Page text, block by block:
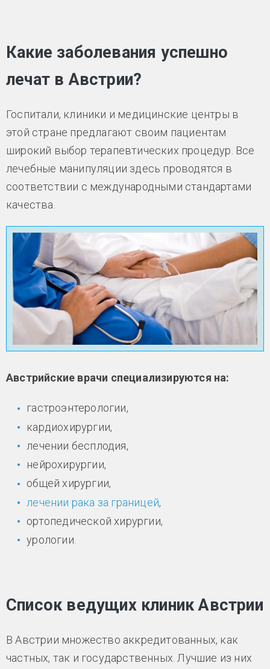
Какие заболевания успешно
лечат в Австрии?
Госпитали, клиники и медицинские центры в
этой стране предлагают своим пациентам
широкий выбор терапевтических процедур. Все
лечебные манипуляции здесь проводятся в
соответствии с международными стандартами
качества.
Австрийские врачи специализируются на:
гастроэнтерологии,
кардиохирургии,
лечении бесплодия,
нейрохирургии,
общей хирургии,
лечении рака за границей,
ортопедической хирургии,
урологии.
Список ведущих клиник Австрии
В Австрии множество аккредитованных, как
частных, так и государственных. Лучшие из них